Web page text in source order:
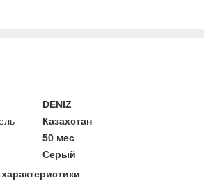
DENIZ
Казахстан
50 мес
Серый